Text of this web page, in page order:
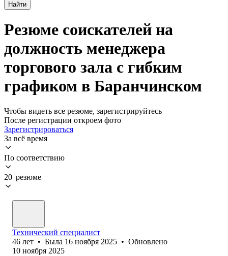
Найти
Резюме соискателей на
должность менеджера
торгового зала с гибким
графиком в Баранчинском
Чтобы видеть все резюме, зарегистрируйтесь
После регистрации откроем фото
Зарегистрироваться
За всё время
По соответствию
20 резюме
Технический специалист
46 лет • Была 16 ноября 2025 • Обновлено
10 ноября 2025